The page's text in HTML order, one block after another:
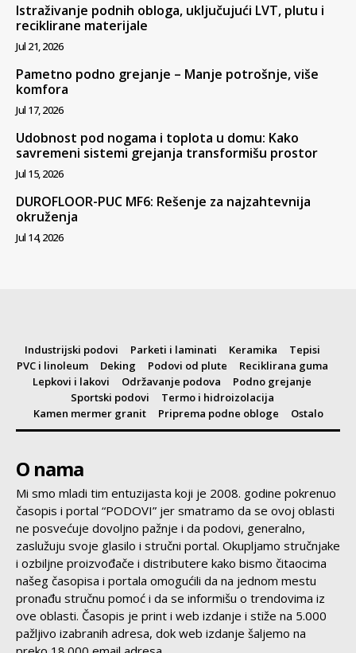
Istraživanje podnih obloga, uključujući LVT, plutu i
reciklirane materijale
Jul 21, 2026
Pametno podno grejanje – Manje potrošnje, više
komfora
Jul 17, 2026
Udobnost pod nogama i toplota u domu: Kako
savremeni sistemi grejanja transformišu prostor
Jul 15, 2026
DUROFLOOR-PUC MF6: Rešenje za najzahtevnija
okruženja
Jul 14, 2026
Industrijski podovi Parketi i laminati Keramika
Tepisi
PVC i linoleum
Deking Podovi od plute
Reciklirana guma
Lepkovi i lakovi
Održavanje podova
Podno grejanje
Sportski podovi
Termo i hidroizolacija
Kamen mermer granit
Priprema podne obloge Ostalo
O nama
Mi smo mladi tim entuzijasta koji je 2008. godine pokrenuo
časopis i portal “PODOVI” jer smatramo da se ovoj oblasti
ne posvećuje dovoljno pažnje i da podovi, generalno,
zaslužuju svoje glasilo i stručni portal. Okupljamo stručnjake
i ozbiljne proizvođače i distributere kako bismo čitaocima
našeg časopisa i portala omogućili da na jednom mestu
pronađu stručnu pomoć i da se informišu o trendovima iz
ove oblasti. Časopis je print i web izdanje i stiže na 5.000
pažljivo izabranih adresa, dok web izdanje šaljemo na